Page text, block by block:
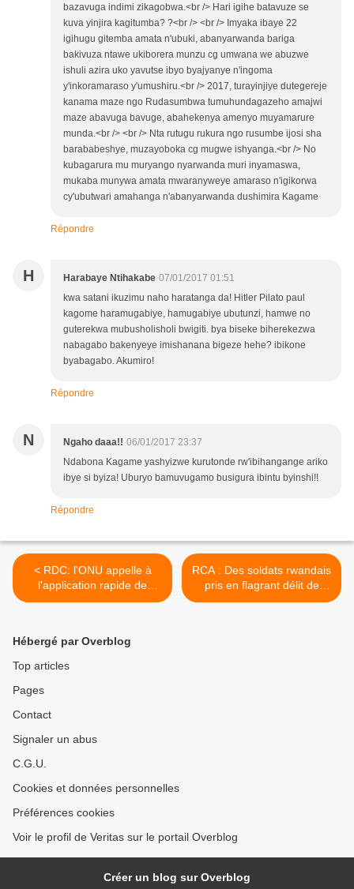
bazavuga indimi zikagobwa.<br /> Hari igihe batavuze se
kuva yinjira kagitumba? ?<br /> <br /> Imyaka ibaye 22
igihugu gitemba amata n'ubuki, abanyarwanda bariga
bakivuza ntawe ukiborera munzu cg umwana we abuzwe
ishuli azira uko yavutse ibyo byajyanye n'ingoma
y'inkoramaraso y'umushiru.<br /> 2017, turayinjiye dutegereje
kanama maze ngo Rudasumbwa tumuhundagazeho amajwi
maze abavuga bavuge, abahekenya amenyo muyamarure
munda.<br /> <br /> Nta rutugu rukura ngo rusumbe ijosi sha
barababeshye, muzayoboka cg mugwe ishyanga.<br /> No
kubagarura mu muryango nyarwanda muri inyamaswa,
mukaba munywa amata mwaranyweye amaraso n'igikorwa
cy'ubutwari amahanga n'abanyarwanda dushimira Kagame
Répondre
H Harabaye Ntihakabe 07/01/2017 01:51
kwa satani ikuzimu naho haratanga da! Hitler Pilato paul
kagome haramugabiye, hamugabiye ubutunzi, hamwe no
guterekwa mubusholisholi bwigiti. bya biseke biherekezwa
nabagabo bakenyeye imishanana bigeze hehe? ibikone
byabagabo. Akumiro!
Répondre
N Ngaho daaa!! 06/01/2017 23:37
Ndabona Kagame yashyizwe kurutonde rw'ibihangange ariko
ibye si byiza! Uburyo bamuvugamo busigura ibintu byinshi!!
Répondre
< RDC: l'ONU appelle à
l'application rapide de
l'accord du 31 décembre
RCA : Des soldats rwandais
pris en flagrant délit de
vente illicite d’armes à
Hébergé par Overblog
Top articles
Pages
Contact
Signaler un abus
C.G.U.
Cookies et données personnelles
Préférences cookies
Voir le profil de Veritas sur le portail Overblog
Créer un blog sur Overblog